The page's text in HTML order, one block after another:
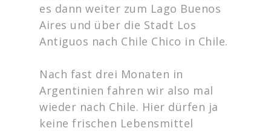
es dann weiter zum Lago Buenos
Aires und über die Stadt Los
Antiguos nach Chile Chico in Chile.
Nach fast drei Monaten in
Argentinien fahren wir also mal
wieder nach Chile. Hier dürfen ja
keine frischen Lebensmittel